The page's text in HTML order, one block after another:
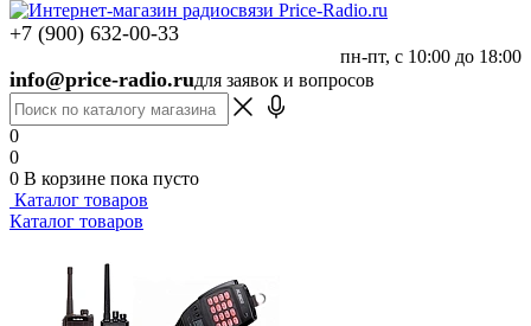
+7 (900) 632-00-33
пн-пт, с 10:00 до 18:00
info@price-radio.ruдля заявок и вопросов
0
0
0 В корзине пока пусто
Каталог товаров
Каталог товаров